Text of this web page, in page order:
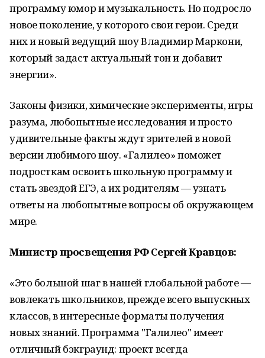
программу юмор и музыкальность. Но подросло
новое поколение, у которого свои герои. Среди
них и новый ведущий шоу Владимир Маркони,
который задаст актуальный тон и добавит
энергии».
Законы физики, химические эксперименты, игры
разума, любопытные исследования и просто
удивительные факты ждут зрителей в новой
версии любимого шоу. «Галилео» поможет
подросткам освоить школьную программу и
стать звездой ЕГЭ, а их родителям — узнать
ответы на любопытные вопросы об окружающем
мире.
Министр просвещения РФ Сергей Кравцов:
«Это большой шаг в нашей глобальной работе —
вовлекать школьников, прежде всего выпускных
классов, в интересные форматы получения
новых знаний. Программа "Галилео" имеет
отличный бэкграунд: проект всегда